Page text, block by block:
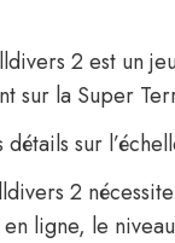
2 est un
sur la Super
détails sur
2
ligne, le